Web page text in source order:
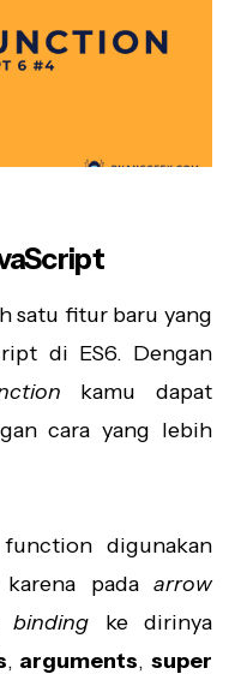
satu fitur baru yang
di ES6. Dengan
kamu dapat
cara yang lebih
digunakan
pada arrow
binding ke dirinya
, arguments,super